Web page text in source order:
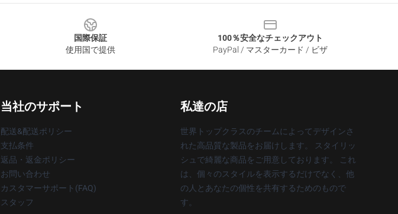
国際保証
使用国で提供
100％安全なチェックアウト
PayPal / マスターカード / ビザ
当社のサポート
配送&配送ポリシー
支払条件
返品・返金ポリシー
お問い合わせ
カスタマーサポート(FAQ)
スタッフ
私達の店
世界トップクラスのチームによってデザインさ
れた高品質な製品をお届けします。 スタイリッ
シュで綺麗な商品をご用意しております。 これ
は、個々のスタイルを表示するだけでなく、他
の人とあなたの個性を共有するためのもので
す。